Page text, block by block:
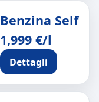
Benzina Self
1,999 €/l
Dettagli